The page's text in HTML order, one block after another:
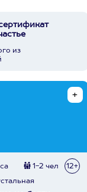
из
1-2 чел 12+